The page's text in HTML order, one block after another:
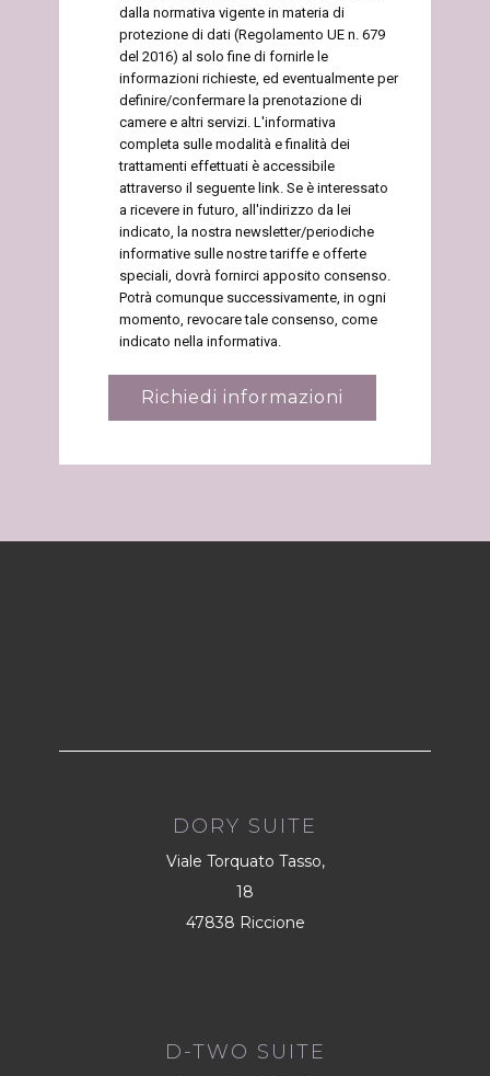
dalla normativa vigente in materia di
protezione di dati (Regolamento UE n. 679
del 2016) al solo fine di fornirle le
informazioni richieste, ed eventualmente per
definire/confermare la prenotazione di
camere e altri servizi. L'informativa
completa sulle modalità e finalità dei
trattamenti effettuati è accessibile
attraverso il seguente link. Se è interessato
a ricevere in futuro, all'indirizzo da lei
indicato, la nostra newsletter/periodiche
informative sulle nostre tariffe e offerte
speciali, dovrà fornirci apposito consenso.
Potrà comunque successivamente, in ogni
momento, revocare tale consenso, come
indicato nella informativa.
Richiedi informazioni
DORY SUITE
Viale Torquato Tasso,
18
47838 Riccione
D-TWO SUITE